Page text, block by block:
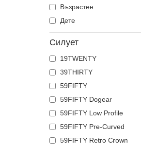
Гълъб
Делфин
Доберман
Дракон
Еднорог
Елен
Зебра
Змия
Катерица
Коза
Койот
Възрастен
Дете
Силует
19TWENTY
39THIRTY
59FIFTY
59FIFTY Dogear
59FIFTY Low Profile
59FIFTY Pre-Curved
59FIFTY Retro Crown